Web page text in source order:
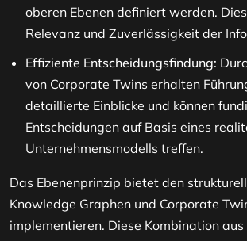
oberen Ebenen definiert werden.
Relevanz und Zuverlässigkeit der
Effiziente Entscheidungsfindung:
von Corporate Twins erhalten
detaillierte Einblicke und können
Entscheidungen auf Basis eines
Unternehmensmodells treffen.
Das Ebenenprinzip bietet den
Knowledge Graphen und Corporate
implementieren. Diese Kombination